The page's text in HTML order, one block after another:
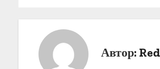
Автор: